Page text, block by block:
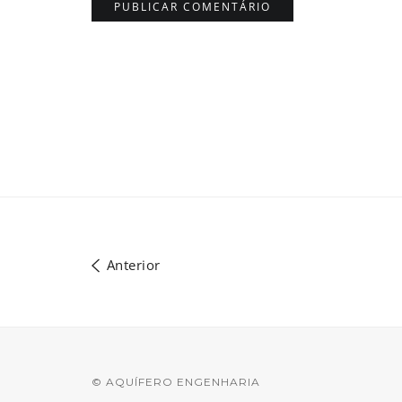
Anterior
© AQUÍFERO ENGENHARIA